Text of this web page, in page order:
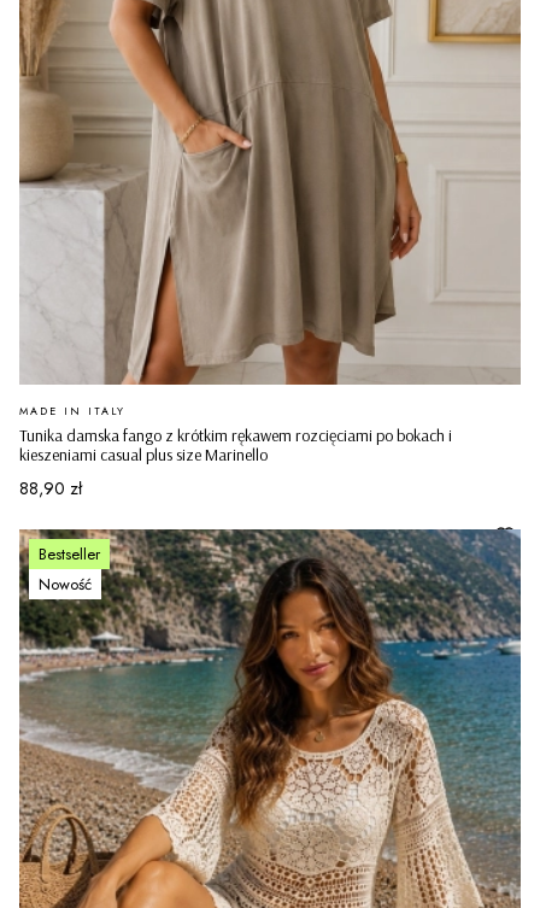
Tunika damska fango z krótkim rękawem rozcięciami po bokach i
kieszeniami casual plus size Marinello
PRODUCENT
MADE IN ITALY
Cena
88,90 zł
Bestseller
Nowość